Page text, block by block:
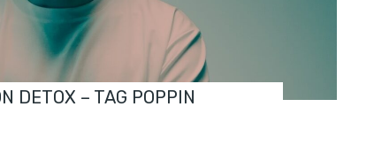
DETOX – TAG POPPIN